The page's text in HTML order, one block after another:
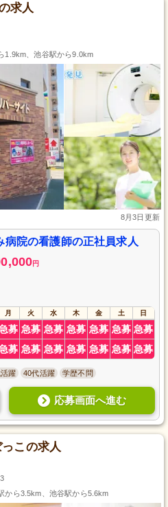
求人
1.9km、池谷駅から9.0km
8月3日更新
病院の看護師の正社員求人
円
月 火 水 木 金 土 日
募 急募 急募 急募 急募 急募 急募
募 急募 急募 急募 急募 急募 急募
躍 40代活躍 学歴不問
応募画面へ進む
この求人
から3.5km、池谷駅から5.6km